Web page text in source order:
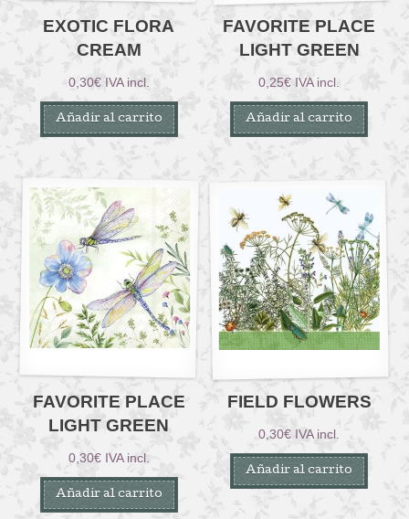
EXOTIC FLORA
CREAM
0,30€ IVA incl.
Añadir al carrito
FAVORITE PLACE
LIGHT GREEN
0,25€ IVA incl.
Añadir al carrito
FAVORITE PLACE
LIGHT GREEN
0,30€ IVA incl.
Añadir al carrito
FIELD FLOWERS
0,30€ IVA incl.
Añadir al carrito